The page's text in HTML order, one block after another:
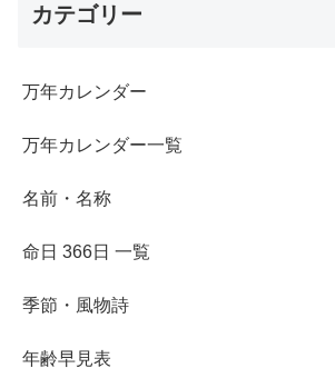
カテゴリー
万年カレンダー
万年カレンダー一覧
名前・名称
命日 366日 一覧
季節・風物詩
年齢早見表